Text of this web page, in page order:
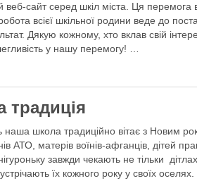
веб-сайт серед шкіл міста. Ця
всієї шкільної родини веде до
Дякую кожному, хто вклав свій
у нашу перемогу! …
традиція
наша школа традиційно вітає з Новим
АТО, матерів воїнів-афганців, дітей
завжди чекають не тільки
їх кожного року у своїх